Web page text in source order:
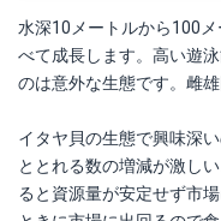
水深10メートルから100
べて成長します。高い遊
のは意外な生態です。雌
イタヤ貝の生態で興味深
ととれる数の増減が激し
ると資源量が安定せず市